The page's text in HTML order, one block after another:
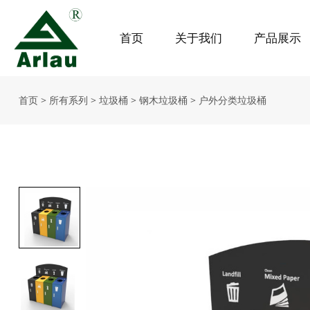
首页 关于我们 产品展示
首页> 所有系列 > 垃圾桶 > 钢木垃圾桶 > 户外分类垃圾桶